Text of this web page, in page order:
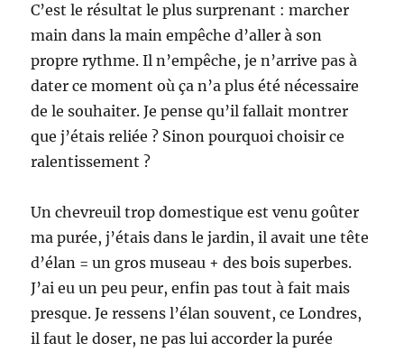
C’est le résultat le plus surprenant : marcher
main dans la main empêche d’aller à son
propre rythme. Il n’empêche, je n’arrive pas à
dater ce moment où ça n’a plus été nécessaire
de le souhaiter. Je pense qu’il fallait montrer
que j’étais reliée ? Sinon pourquoi choisir ce
ralentissement ?
Un chevreuil trop domestique est venu goûter
ma purée, j’étais dans le jardin, il avait une tête
d’élan = un gros museau + des bois superbes.
J’ai eu un peu peur, enfin pas tout à fait mais
presque. Je ressens l’élan souvent, ce Londres,
il faut le doser, ne pas lui accorder la purée